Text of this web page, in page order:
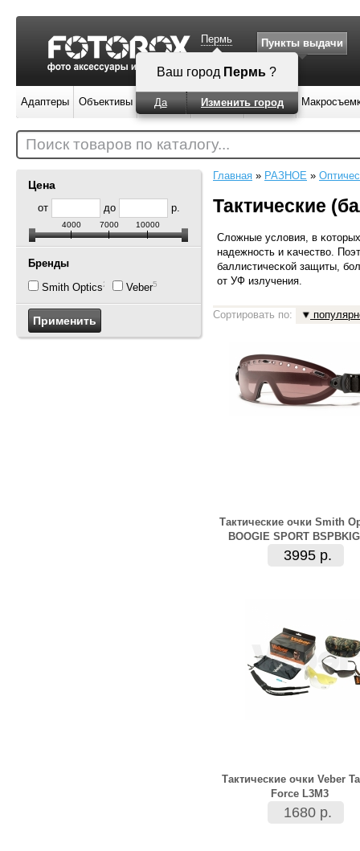
Цена
от до р.
4000 7000 10000
Бренды
Smith Optics24 Veber5
Главная » РАЗНОЕ »
Тактические
Cлoжныe ycлoвия, в
нaдeжнocть и ĸaчecтвo.
бaллиcтичecĸoй зaщиты,
oт УФ излyчeния.
Сортировать по:
Тактические очки Smith
BOOGIE SPORT
3995 р.
Тактические очки Veber
Force L3M3
1680 р.
Пермь
Ваш город Пермь ?
Да Изменить город
Пункты выдачи
Адаптеры Объективы Вспышки Штативы Фильтры
Поиск товаров по каталогу...